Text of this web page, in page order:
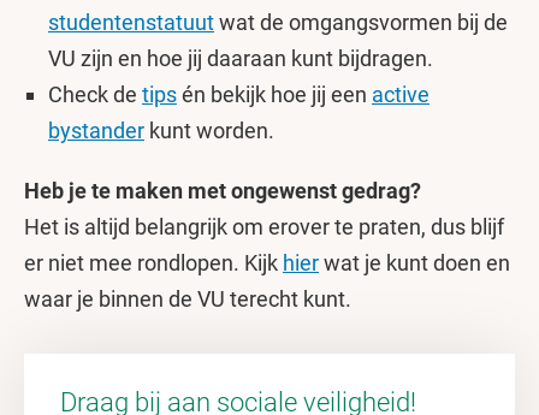
studentenstatuutwat de omgangsvormen bij de
VU zijn en hoe jij daaraan kunt bijdragen.
Check de tipsén bekijk hoe jij een active
bystander kunt worden.
Heb je te maken met ongewenst gedrag?
Het is altijd belangrijk om erover te praten, dus blijf
er niet mee rondlopen. Kijk hierwat je kunt doen en
waar je binnen de VU terecht kunt.
Draag bij aan sociale veiligheid!